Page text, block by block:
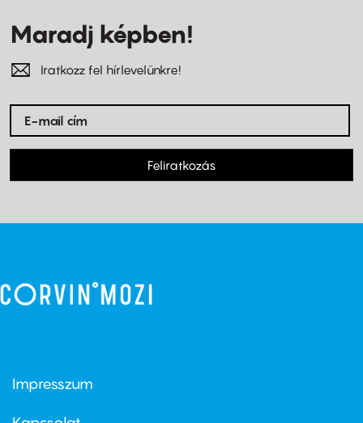
Maradj képben!
Iratkozz fel hírlevelünkre!
Feliratkozás
Footer
first
Impresszum